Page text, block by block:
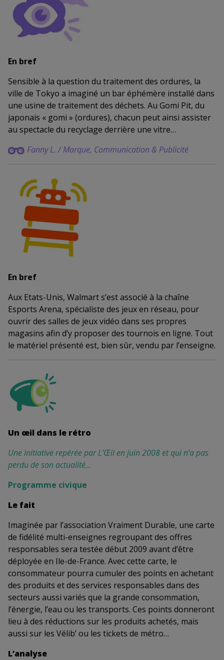
En bref
Sensible à la question du traitement des ordures, la
ville de Tokyo a imaginé un bar éphémère installé dans
une usine de traitement des déchets. Au Gomi Pit, du
japonais « gomi » (ordures), chacun peut ainsi assister
au spectacle du recyclage derrière une vitre…
Fanny L. / Marque, Communication & Publicité
En bref
Aux Etats-Unis, Walmart s’est associé à la chaîne
Esports Arena, spécialiste des jeux en réseau, pour
ouvrir des salles de jeux vidéo dans ses propres
magasins afin d’y proposer des tournois en ligne. Tout
le matériel présenté est, bien sûr, vendu par l’enseigne.
Un œil dans le rétro
Une initiative repérée par L’Œil en juin 2008 et qui n’a pas
perdu de son actualité…
Programme civique
Le fait
Imaginée par l’association Vraiment Durable, une carte
de fidélité multi-enseignes regroupant des offres
responsables sera testée début 2009 avant d’être
déployée en Ile-de-France. Avec cette carte, le
consommateur pourra cumuler des points en achetant
des produits et des services responsables dans des
secteurs aussi variés que la grande consommation,
l’énergie, l’eau ou les transports. Ces points donneront
lieu à des réductions sur les produits achetés, mais
aussi sur les Vélib’ ou les tickets de métro…
L’analyse